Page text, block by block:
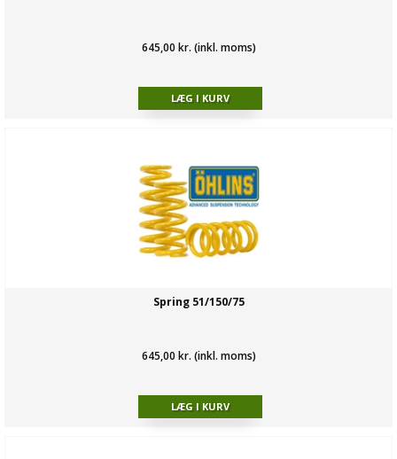
645,00 kr. (inkl. moms)
Spring 51/150/75
645,00 kr. (inkl. moms)